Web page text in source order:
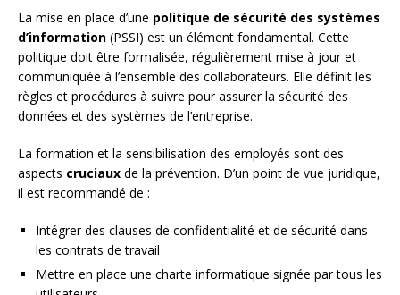
La mise en place d’une politique de sécurité des systèmes
d’information (PSSI) est un élément fondamental. Cette
politique doit être formalisée, régulièrement mise à jour et
communiquée à l’ensemble des collaborateurs. Elle définit les
règles et procédures à suivre pour assurer la sécurité des
données et des systèmes de l’entreprise.
La formation et la sensibilisation des employés sont des
aspects cruciaux de la prévention. D’un point de vue juridique,
il est recommandé de :
Intégrer des clauses de confidentialité et de sécurité dans
les contrats de travail
Mettre en place une charte informatique signée par tous les